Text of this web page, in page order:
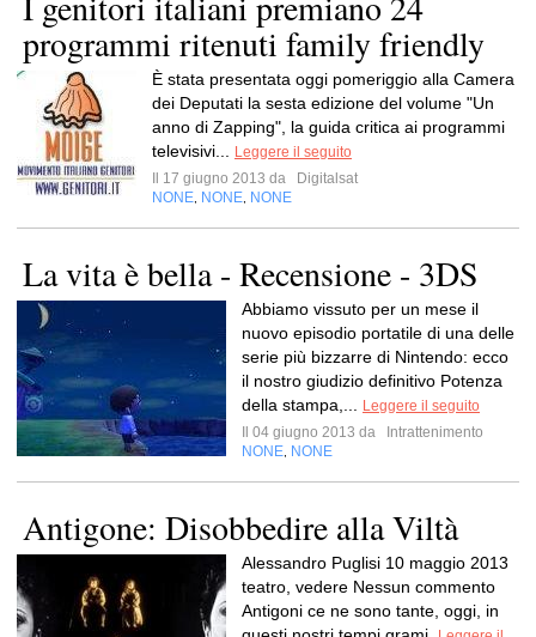
programmi ritenuti family friendly
È stata presentata oggi pomeriggio alla Camera
dei Deputati la sesta edizione del volume "Un
anno di Zapping", la guida critica ai programmi
televisivi...
Leggere il seguito
Il 17 giugno 2013 da
Digitalsat
NONE NONE NONE
La vita è bella - Recensione - 3DS
Abbiamo vissuto per un mese il
nuovo episodio portatile di una delle
serie più bizzarre di Nintendo: ecco
il nostro giudizio definitivo Potenza
della stampa,...
Leggere il seguito
Il 04 giugno 2013 da
Intrattenimento
NONE NONE
Antigone: Disobbedire alla Viltà
Alessandro Puglisi 10 maggio 2013
teatro, vedere Nessun commento
Antigoni ce ne sono tante, oggi, in